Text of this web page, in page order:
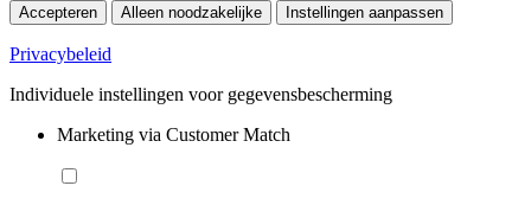
Accepteren Alleen noodzakelijke Instellingen aanpassen
Privacybeleid
Individuele instellingen voor gegevensbescherming
Marketing via Customer Match